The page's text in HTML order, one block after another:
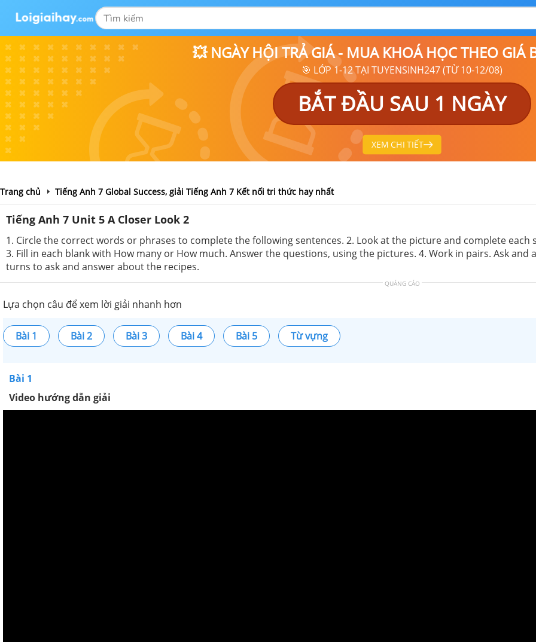
💥 NGÀY HỘI TRẢ GIÁ - MUA KHOÁ HỌC THEO GIÁ
🎯 LỚP 1-12 TẠI TUYENSINH247 (TỪ 10-12/08)
BẮT ĐẦU SAU 1 NGÀY
XEM CHI TIẾT
Trang chủ Tiếng Anh 7 Global Success, giải Tiếng Anh 7 Kết nối tri thức hay nhất
Tiếng Anh 7 Unit 5 A Closer Look 2
1. Circle the correct words or phrases to complete the following sentences. 2. Look at the picture and complete
3. Fill in each blank with How many or How much. Answer the questions, using the pictures. 4. Work in pairs. Ask and
turns to ask and answer about the recipes.
QUẢNG CÁO
Lựa chọn câu để xem lời giải nhanh hơn
Bài 1 Bài 2 Bài 3 Bài 4 Bài 5 Từ vựng
Bài 1
Video hướng dẫn giải